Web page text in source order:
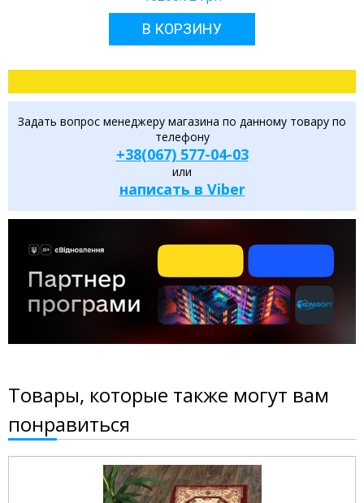
В КОРЗИНУ
Задать вопрос менеджеру магазина по данному товару по
телефону
+38(067) 577-04-03
или
написать в Viber
Товары, которые также могут вам
понравиться